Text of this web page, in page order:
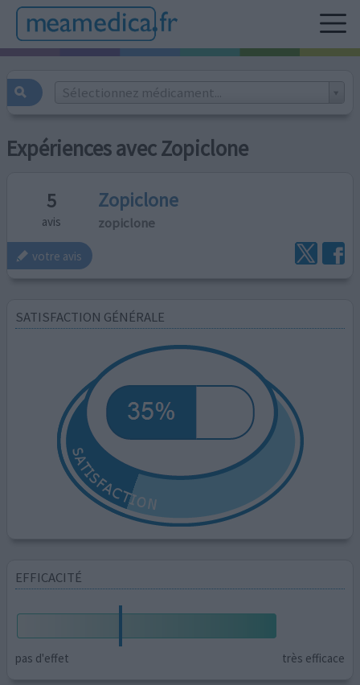
Sélectionnez médicament...
Expériences avec Zopiclone
5
avis
Zopiclone
zopiclone
votre avis
SATISFACTION GÉNÉRALE
EFFICACITÉ
pas d'effet très efficace